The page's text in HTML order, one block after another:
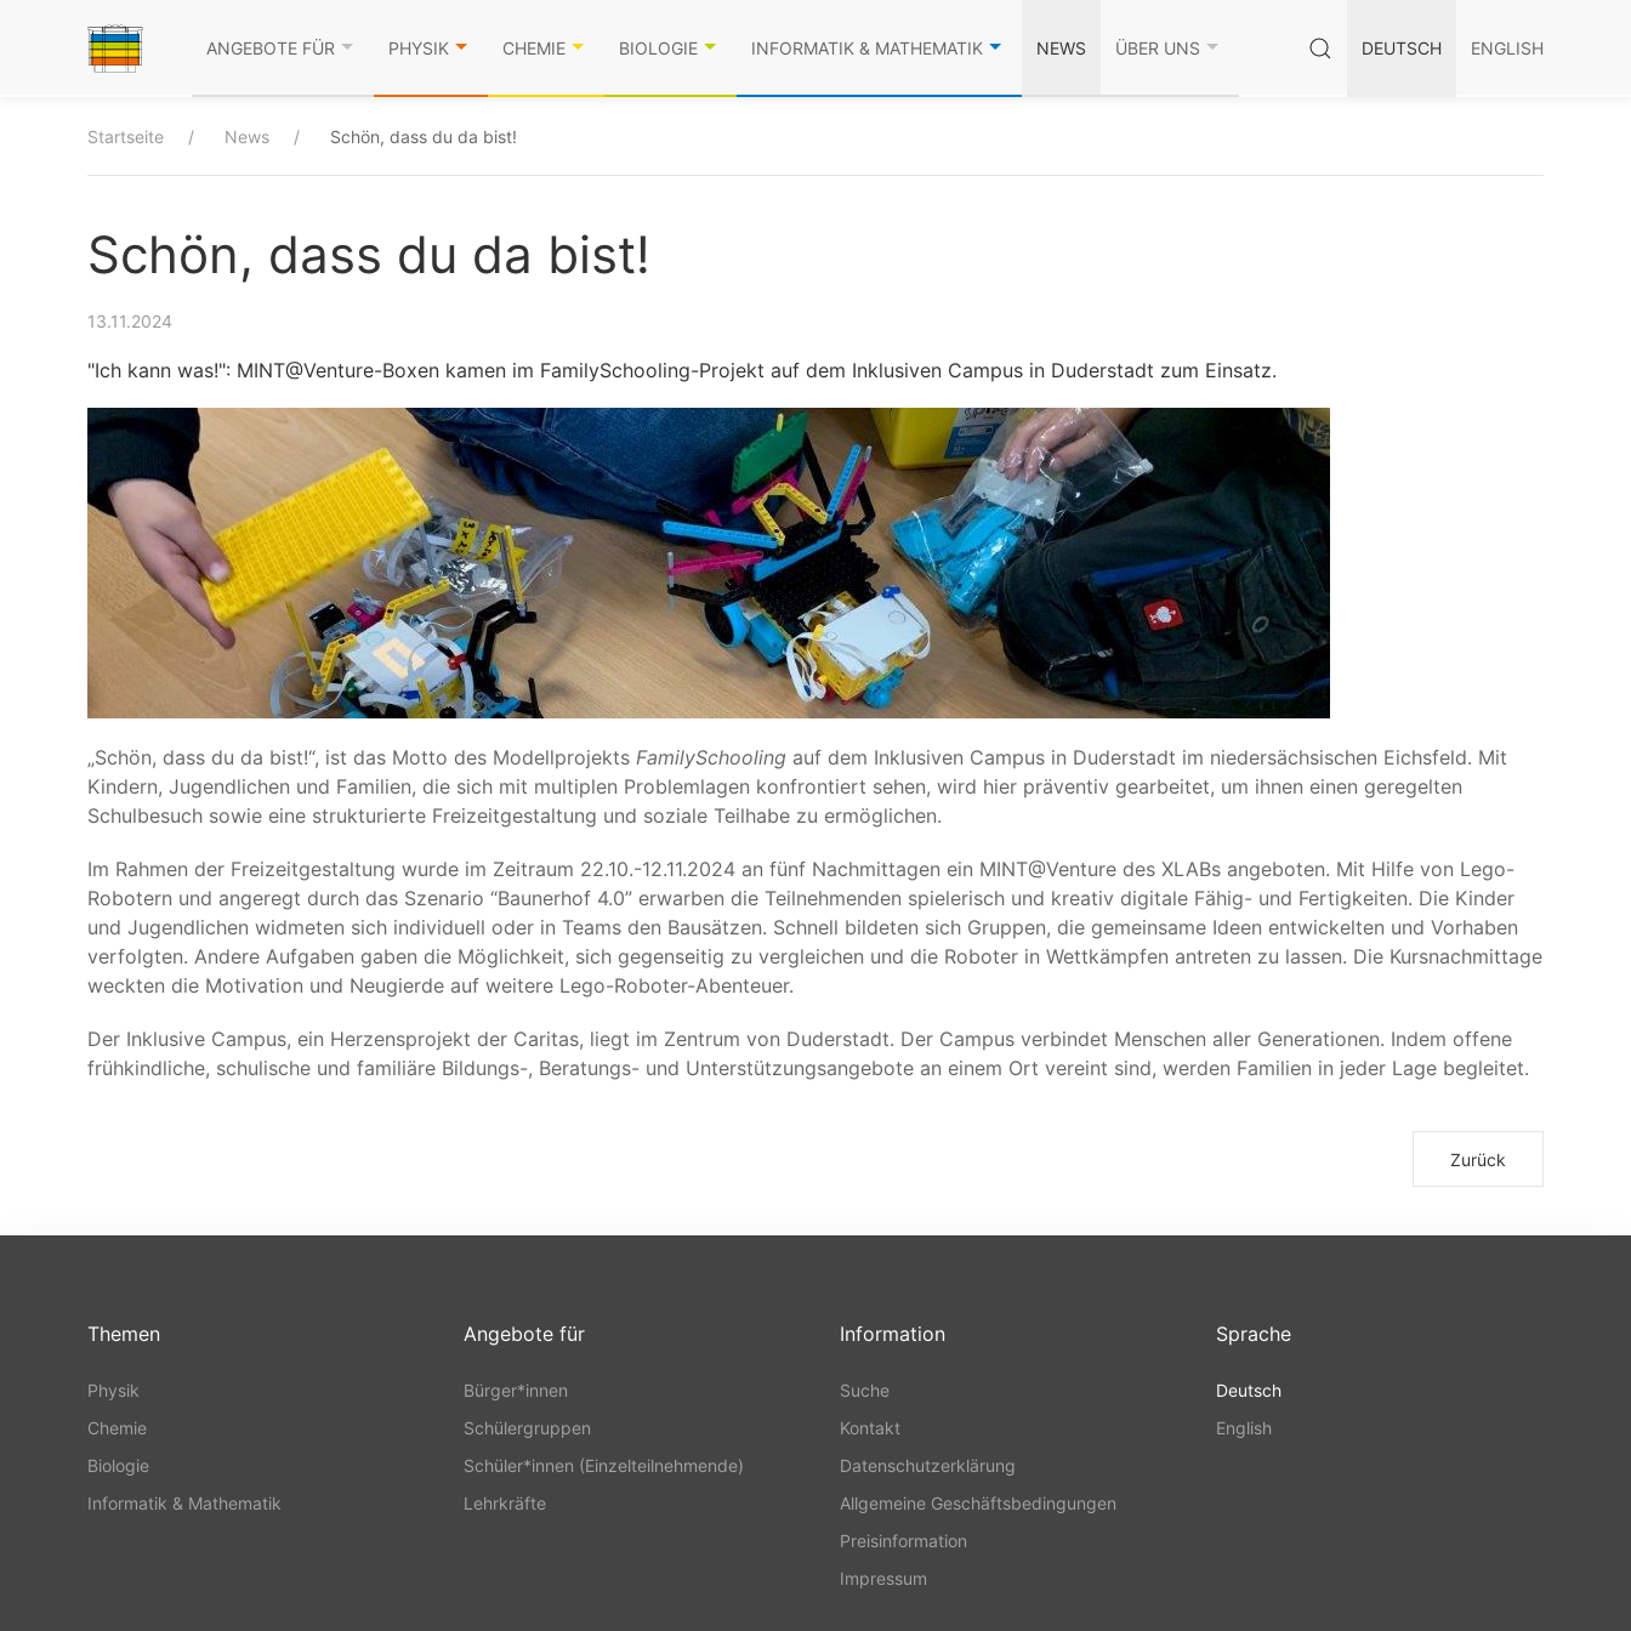
ANGEBOTE FÜR PHYSIK CHEMIE BIOLOGIE INFORMATIK & MATHEMATIK NEWS ÜBER UNS DEUTSCH ENGLISH
Startseite News Schön, dass du da bist!
Schön, dass du da bist!
13.11.2024
"Ich kann was!": MINT@Venture-Boxen kamen im FamilySchooling-Projekt auf dem Inklusiven Campus in Duderstadt zum Einsatz.
„Schön, dass du da bist!“, ist das Motto des Modellprojekts FamilySchooling auf dem Inklusiven Campus in Duderstadt im niedersächsischen Eichsfeld. Mit
Kindern, Jugendlichen und Familien, die sich mit multiplen Problemlagen konfrontiert sehen, wird hier präventiv gearbeitet, um ihnen einen geregelten
Schulbesuch sowie eine strukturierte Freizeitgestaltung und soziale Teilhabe zu ermöglichen.
Im Rahmen der Freizeitgestaltung wurde im Zeitraum 22.10.-12.11.2024 an fünf Nachmittagen ein MINT@Venture des XLABs angeboten. Mit Hilfe von Lego-
Robotern und angeregt durch das Szenario “Baunerhof 4.0” erwarben die Teilnehmenden spielerisch und kreativ digitale Fähig- und Fertigkeiten. Die Kinder
und Jugendlichen widmeten sich individuell oder in Teams den Bausätzen. Schnell bildeten sich Gruppen, die gemeinsame Ideen entwickelten und Vorhaben
verfolgten. Andere Aufgaben gaben die Möglichkeit, sich gegenseitig zu vergleichen und die Roboter in Wettkämpfen antreten zu lassen. Die Kursnachmittage
weckten die Motivation und Neugierde auf weitere Lego-Roboter-Abenteuer.
Der Inklusive Campus, ein Herzensprojekt der Caritas, liegt im Zentrum von Duderstadt. Der Campus verbindet Menschen aller Generationen. Indem offene
frühkindliche, schulische und familiäre Bildungs-, Beratungs- und Unterstützungsangebote an einem Ort vereint sind, werden Familien in jeder Lage begleitet.
Zurück
Themen
Physik
Chemie
Biologie
Informatik & Mathematik
Angebote für
Bürger*innen
Schülergruppen
Schüler*innen (Einzelteilnehmende)
Lehrkräfte
Information
Suche
Kontakt
Datenschutzerklärung
Allgemeine Geschäftsbedingungen
Preisinformation
Impressum
Sprache
Deutsch
English